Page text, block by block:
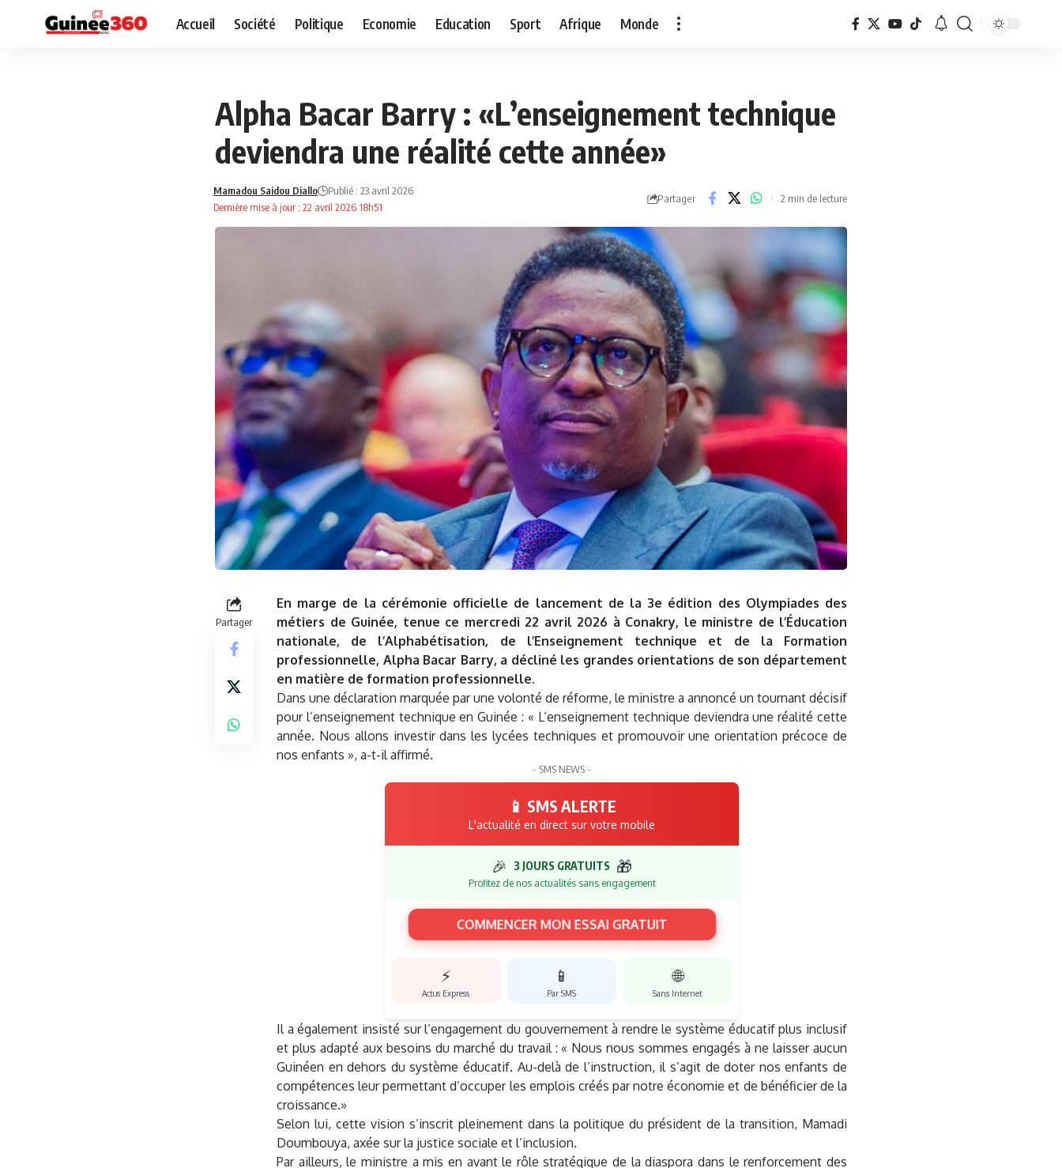
Accueil Société Politique Economie Education Sport Afrique Monde
Alpha Bacar Barry : «L’enseignement technique
deviendra une réalité cette année»
Dernière mise à jour : 22 avril 2026 18h51
Mamadou Saidou Diallo Publié : 23 avril 2026
Partager 2 min de lecture
Partager
En marge de la cérémonie officielle de lancement de la 3e édition des Olympiades des
métiers de Guinée, tenue ce mercredi 22 avril 2026 à Conakry, le ministre de l’Éducation
nationale, de l’Alphabétisation, de l’Enseignement technique et de la Formation
professionnelle, Alpha Bacar Barry, a décliné les grandes orientations de son département
en matière de formation professionnelle.
Dans une déclaration marquée par une volonté de réforme, le ministre a annoncé un tournant décisif
pour l’enseignement technique en Guinée : « L’enseignement technique deviendra une réalité cette
année. Nous allons investir dans les lycées techniques et promouvoir une orientation précoce de
nos enfants », a-t-il affirmé.
- SMS NEWS -
📱 SMS ALERTE
L'actualité en direct sur votre mobile
🎉 3 JOURS GRATUITS 🎁
Profitez de nos actualités sans engagement
COMMENCER MON ESSAI GRATUIT
⚡
Actus Express
📱
Par SMS
🌐
Sans Internet
Il a également insisté sur l’engagement du gouvernement à rendre le système éducatif plus inclusif
et plus adapté aux besoins du marché du travail : « Nous nous sommes engagés à ne laisser aucun
Guinéen en dehors du système éducatif. Au-delà de l’instruction, il s’agit de doter nos enfants de
compétences leur permettant d’occuper les emplois créés par notre économie et de bénéficier de la
croissance.»
Selon lui, cette vision s’inscrit pleinement dans la politique du président de la transition, Mamadi
Doumbouya, axée sur la justice sociale et l’inclusion.
Par ailleurs, le ministre a mis en avant le rôle stratégique de la diaspora dans le renforcement des